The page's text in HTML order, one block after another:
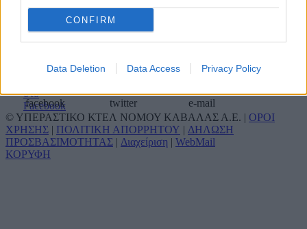
CONFIRM
Data Deletion Data Access Privacy Policy
Κοινωνικά δίκτυα
facebook twitter
e-mail
© ΥΠΕΡΑΣΤΙΚΟ ΚΤΕΛ ΝΟΜΟΥ ΚΑΒΑΛΑΣ Α.Ε. | ΟΡΟΙ
ΧΡΗΣΗΣ | ΠΟΛΙΤΙΚΗ ΑΠΟΡΡΗΤΟΥ | ΔΗΛΩΣΗ
ΠΡΟΣΒΑΣΙΜΟΤΗΤΑΣ | Διαχείριση | WebMail
ΚΟΡΥΦΗ